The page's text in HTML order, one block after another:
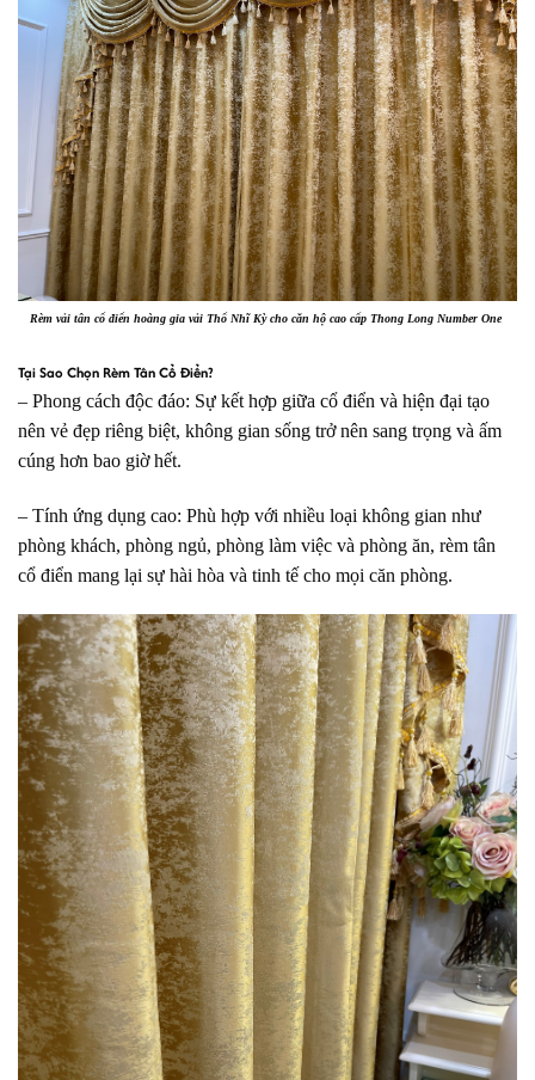
Rèm vải tân cổ điển hoàng gia vải Thổ Nhĩ Kỳ cho căn hộ cao cấp Thong Long Number One
Tại Sao Chọn Rèm Tân Cổ Điển?
– Phong cách độc đáo: Sự kết hợp giữa cổ điển và hiện đại tạo
nên vẻ đẹp riêng biệt, không gian sống trở nên sang trọng và ấm
cúng hơn bao giờ hết.
– Tính ứng dụng cao: Phù hợp với nhiều loại không gian như
phòng khách, phòng ngủ, phòng làm việc và phòng ăn, rèm tân
cổ điển mang lại sự hài hòa và tinh tế cho mọi căn phòng.